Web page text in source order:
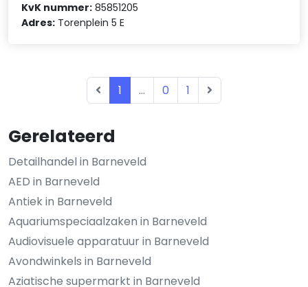
Gerelateerd
Detailhandel in Barneveld
AED in Barneveld
Antiek in Barneveld
Aquariumspeciaalzaken in Barneveld
Audiovisuele apparatuur in Barneveld
Avondwinkels in Barneveld
Aziatische supermarkt in Barneveld
KvK nummer: 85851205
Adres: Torenplein 5 E
1 ... 0 1